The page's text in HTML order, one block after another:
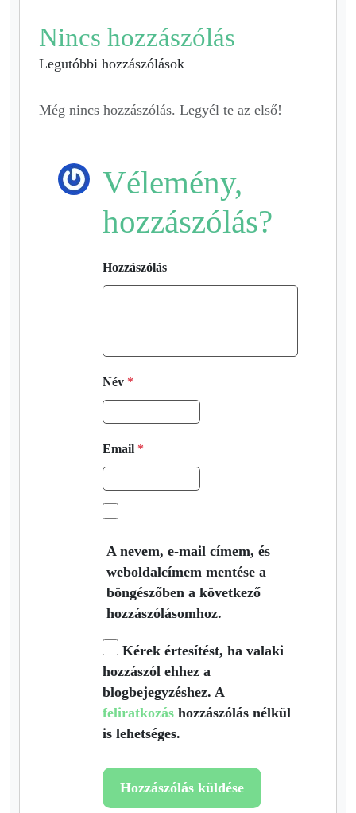
Nincs hozzászólás
Legutóbbi hozzászólások
Még nincs hozzászólás. Legyél te az első!
Vélemény,
hozzászólás?
Hozzászólás
Név *
Email *
A nevem, e-mail címem, és
weboldalcímem mentése a
böngészőben a következő
hozzászólásomhoz.
Kérek értesítést, ha valaki
hozzászól ehhez a
blogbejegyzéshez. A
feliratkozás hozzászólás nélkül
is lehetséges.